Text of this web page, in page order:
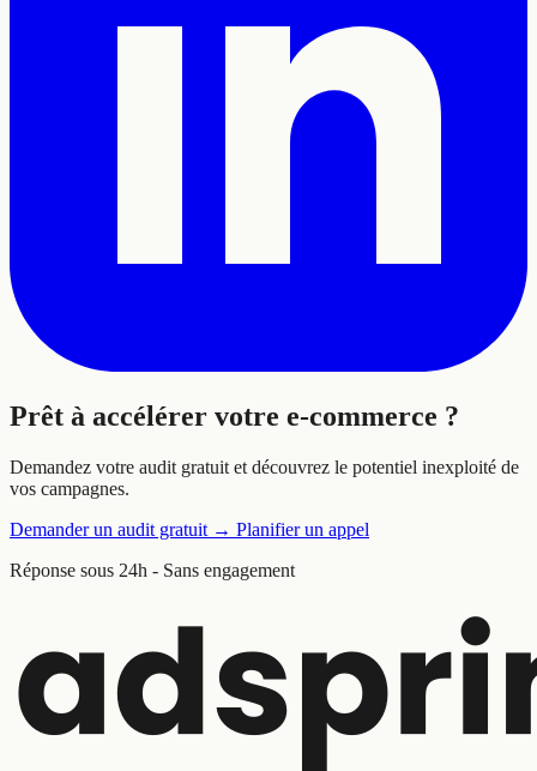
Prêt à accélérer votre e-commerce ?
Demandez votre audit gratuit et découvrez le potentiel inexploité de
vos campagnes.
Demander un audit gratuit → Planifier un appel
Réponse sous 24h - Sans engagement